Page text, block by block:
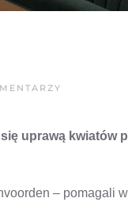
uprawą kwiatów
– pomagali